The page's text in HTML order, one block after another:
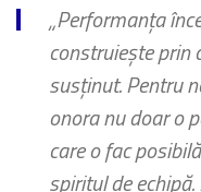
„Performanța
construiește prin
susținut. Pentru
onora nu doar o
care o fac
spiritul de